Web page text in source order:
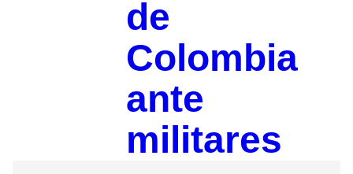
de
Colombia
ante
militares